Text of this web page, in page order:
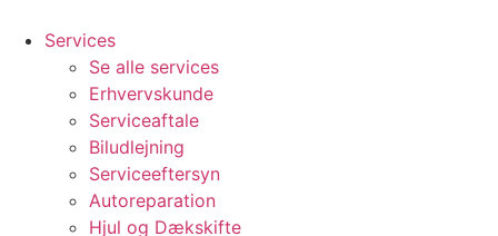
Services
Se alle services
Erhvervskunde
Serviceaftale
Biludlejning
Serviceeftersyn
Autoreparation
Hjul og Dækskifte